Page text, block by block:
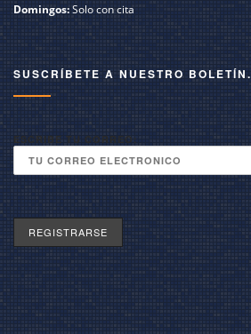
Domingos:Solo con cita
SUSCRÍBETE A NUESTRO BOLETÍN.
ESCRIBE TU CORREO: